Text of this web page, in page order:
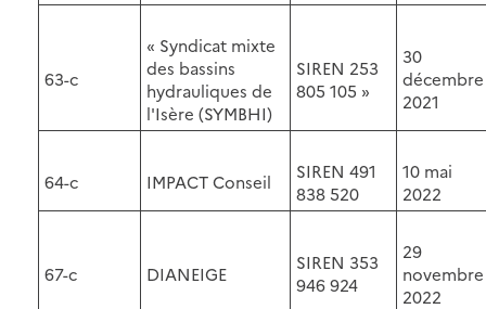
63-c
« Syndicat mixte
des bassins
hydrauliques de
l'Isère (SYMBHI)
SIREN 253
805 105 »
30
décembre
2021
64-c IMPACT Conseil
SIREN 491
838 520
10 mai
2022
67-c DIANEIGE
SIREN 353
946 924
29
novembre
2022